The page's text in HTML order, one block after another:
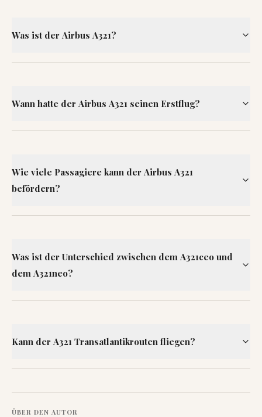
Was ist der Airbus A321?
Wann hatte der Airbus A321 seinen Erstflug?
Wie viele Passagiere kann der Airbus A321
befördern?
Was ist der Unterschied zwischen dem A321ceo und
dem A321neo?
Kann der A321 Transatlantikrouten fliegen?
ÜBER DEN AUTOR